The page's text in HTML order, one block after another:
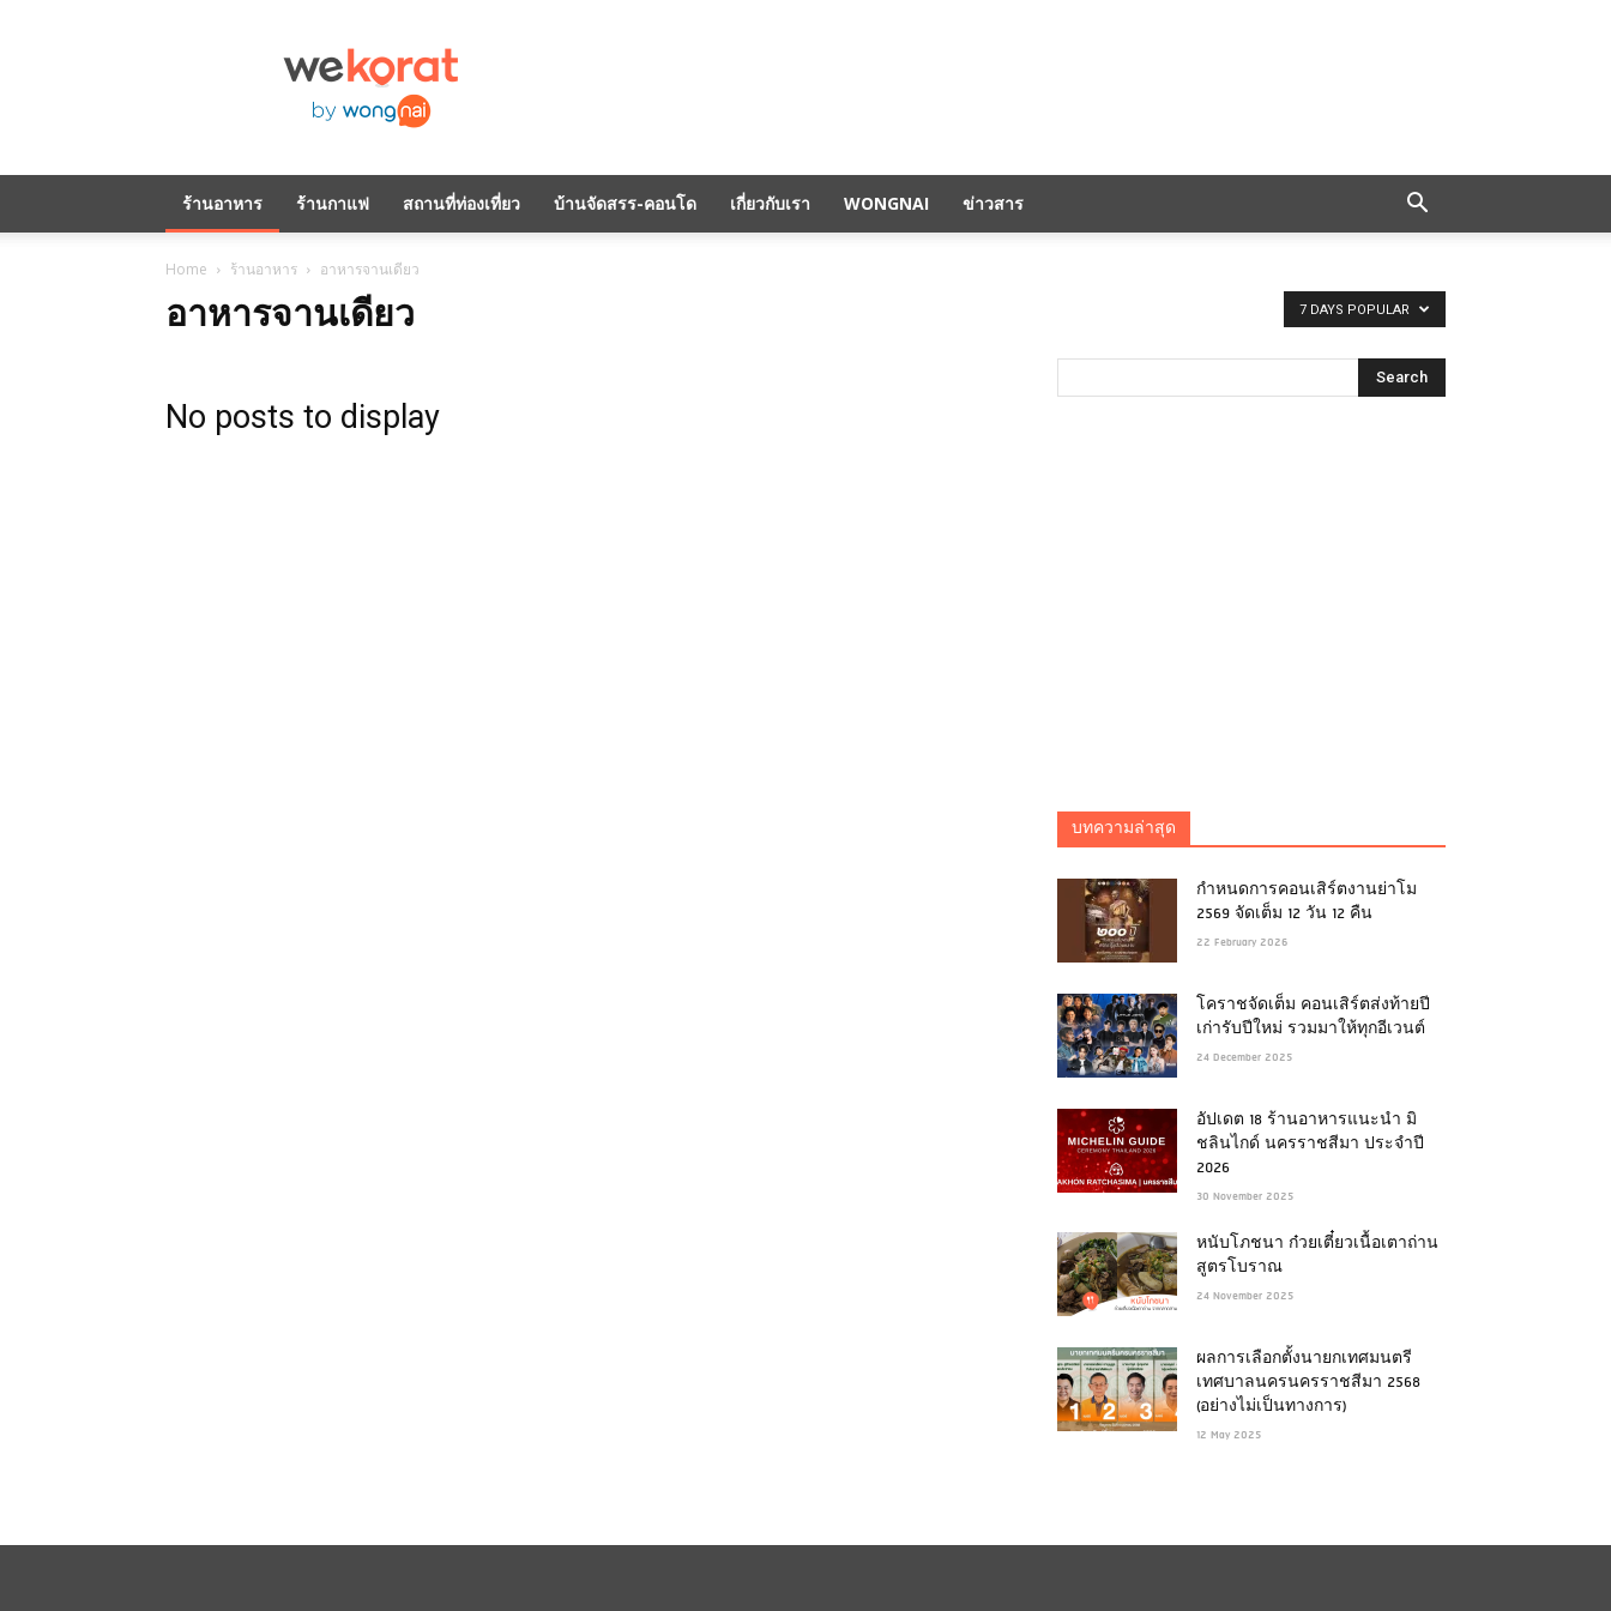
ร้านอาหาร ร้านกาแฟ สถานที่ท่องเที่ยว บ้านจัดสรร-คอนโด เกี่ยวกับเรา WONGNAI ข่าวสาร
Home ร้านอาหาร อาหารจานเดียว
อาหารจานเดียว 7 DAYS POPULAR
No posts to display
บทความล่าสุด
กำหนดการคอนเสิร์ตงานย่าโม
2569 จัดเต็ม 12 วัน 12 คืน
22 February 2026
โคราชจัดเต็ม คอนเสิร์ตส่งท้ายปี
เก่ารับปีใหม่ รวมมาให้ทุกอีเวนต์
24 December 2025
อัปเดต 18 ร้านอาหารแนะนำ มิ
ชลินไกด์ นครราชสีมา ประจำปี
2026
30 November 2025
หนับโภชนา ก๋วยเตี๋ยวเนื้อเตาถ่าน
สูตรโบราณ
24 November 2025
ผลการเลือกตั้งนายกเทศมนตรี
เทศบาลนครนครราชสีมา 2568
(อย่างไม่เป็นทางการ)
12 May 2025